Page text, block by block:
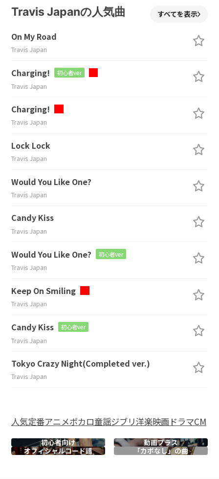
Travis Japanの人気曲 すべてを表示
On My Road
Travis Japan
Charging! 初心者ver
Travis Japan
Charging!
Travis Japan
Lock Lock
Travis Japan
Would You Like One?
Travis Japan
Candy Kiss
Travis Japan
Would You Like One? 初心者ver
Travis Japan
Keep On Smiling
Travis Japan
Candy Kiss 初心者ver
Travis Japan
Tokyo Crazy Night(Completed ver.)
Travis Japan
人気定番アニメボカロ童謡ジブリ洋楽映画ドラマCM
初心者向け
動画プラス
オフィシャルコード譜 「カポなし」の曲